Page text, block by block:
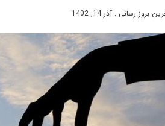
بروز رسانی : آذر 14, 1402
بایدها
تیر 28, 1404
نحوه ماساژ صورت بعد از تزریق چربی؛
بایدها و نبایدهای آن!